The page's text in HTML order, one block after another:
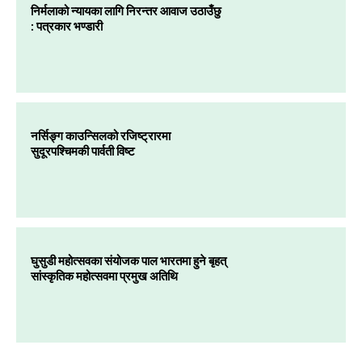
निर्मलाको न्यायका लागि निरन्तर आवाज उठाउँछु
: पत्रकार भण्डारी
नर्सिङ्ग काउन्सिलको रजिष्ट्रारमा
सुदूरपश्चिमकी पार्वती विष्ट
घुसुडी महोत्सवका संयोजक पाल भारतमा हुने बृहत्
सांस्कृतिक महोत्सवमा प्रमुख अतिथि